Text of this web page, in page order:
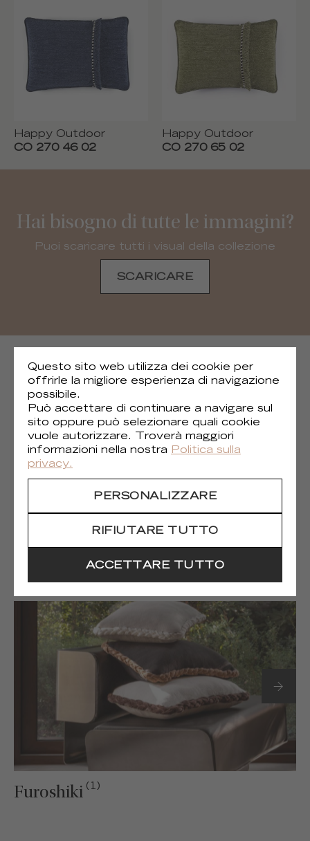
Happy Outdoor
CO 270 46 02
Happy Outdoor
CO 270 65 02
Hai bisogno di tutte le immagini?
Puoi scaricare tutti i visual della collezione
SCARICARE
Furoshiki (1)
Questo sito web utilizza dei cookie per
offrirle la migliore esperienza di navigazione
possibile.
Può accettare di continuare a navigare sul
sito oppure può selezionare quali cookie
vuole autorizzare. Troverà maggiori
informazioni nella nostra Politica sulla
privacy.
PERSONALIZZARE
RIFIUTARE TUTTO
ACCETTARE TUTTO